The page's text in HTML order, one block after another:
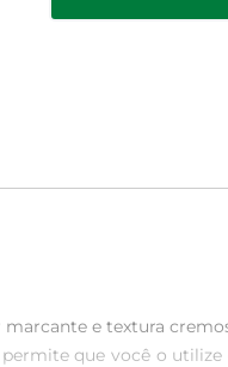
e textura
que você o